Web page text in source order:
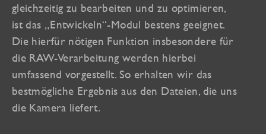
gleichzeitig zu bearbeiten und zu optimieren,
ist das „Entwickeln“-Modul bestens geeignet.
Die hierfür nötigen Funktion insbesondere für
die RAW-Verarbeitung werden hierbei
umfassend vorgestellt. So erhalten wir das
bestmögliche Ergebnis aus den Dateien, die uns
die Kamera liefert.